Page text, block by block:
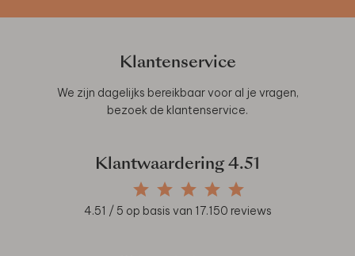
Klantenservice
We zijn dagelijks bereikbaar voor al je vragen,
bezoek de klantenservice.
Klantwaardering 4.51
4.51 / 5 op basis van 17.150 reviews